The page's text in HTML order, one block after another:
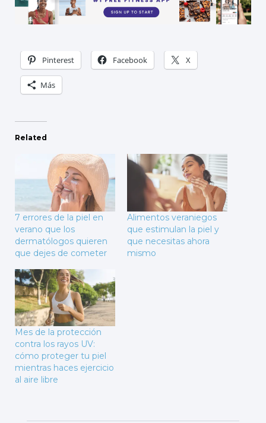
Pinterest Facebook X
Más
Related
7 errores de la piel en
verano que los
dermatólogos quieren
que dejes de cometer
Alimentos veraniegos
que estimulan la piel y
que necesitas ahora
mismo
Mes de la protección
contra los rayos UV:
cómo proteger tu piel
mientras haces ejercicio
al aire libre